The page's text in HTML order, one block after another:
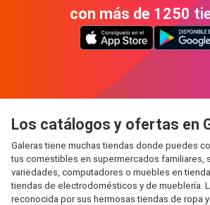
con más de 1250
Los catálogos y ofertas en
Galeras tiene muchas tiendas donde puedes
tus comestibles en supermercados familiares,
variedades, computadores o muebles en
tiendas de electrodomésticos y de mueblería.
reconocida por sus hermosas tiendas de ropa